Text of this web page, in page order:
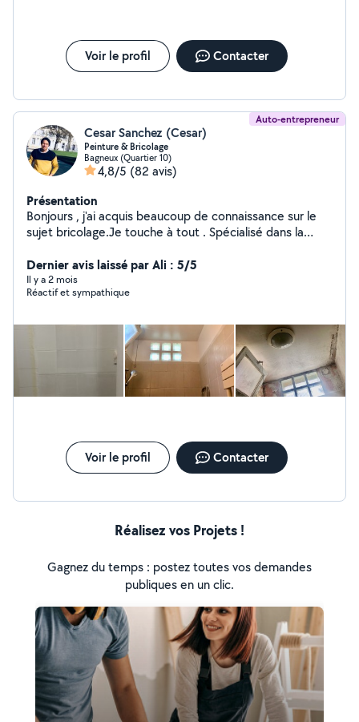
Voir le profil Contacter
Auto-entrepreneur
Cesar Sanchez (Cesar)
Peinture & Bricolage
Bagneux (Quartier 10)
4,8/5 (82 avis)
Présentation
Bonjours , j'ai acquis beaucoup de connaissance sur le
sujet bricolage.Je touche à tout . Spécialisé dans la
les outils à porter de main. Je suis consciencieux, propre
et rapide. Je me déplace à mes frais pour vous faire un
devis juste. À votre disposition. Je parle espagnol et
Dernier avis laissé par Ali : 5/5
Il y a 2 mois
Réactif et sympathique
Voir le profil Contacter
Réalisez vos Projets !
Gagnez du temps : postez toutes vos demandes
publiques en un clic.